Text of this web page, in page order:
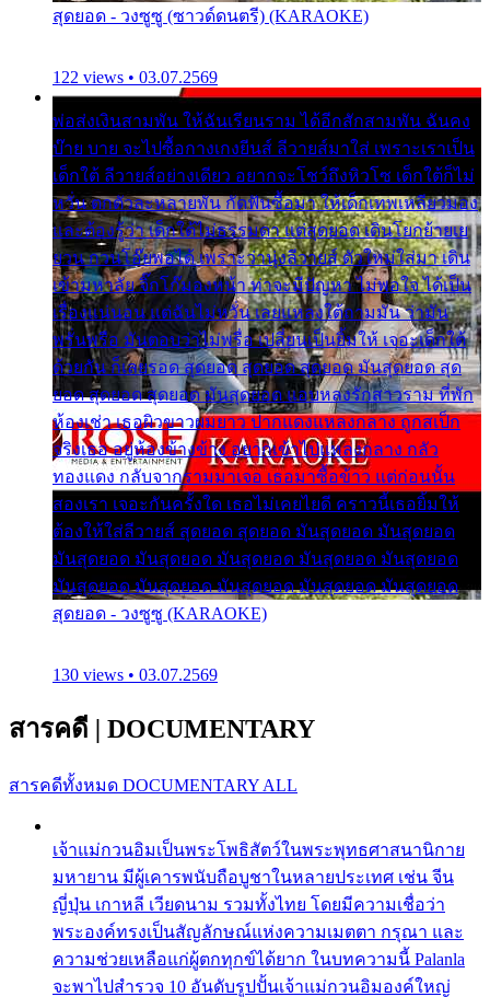
สุดยอด - วงซูซู (ซาวด์ดนตรี) (KARAOKE)
122 views • 03.07.2569
พ่อส่งเงินสามพัน ให้ฉันเรียนราม ได้อีกสักสามพัน ฉันคง
บ๊าย บาย จะไปซื้อกางเกงยีนส์ ลีวายส์มาใส่ เพราะเราเป็น
เด็กใต้ ลีวายส์อย่างเดียว อยากจะโชว์ถึงหิวโซ เด็กใต้ก็ไม่
หวั่น ตกตัวละหลายพัน กัดฟันซื้อมา ให้เด็กเทพเหลียวมอง
และต้องรู้ว่า เด็กใต้ไม่ธรรมดา แต่สุดยอด เดินโยกย้ายเย
ยวน กวนโอ๊ยพอได้ เพราะว่านุ่งลีวายส์ ตัวใหม่ใส่มา เดิน
เข้ามหาลัย จิ๊กโก๊มองหน้า ท่าจะมีปัญหา ไม่พอใจ ได้เป็น
เรื่องแน่นอน แต่ฉันไม่หวั่น เลยแหลงใต้ถามมัน ว่ามัน
พรั่นพรือ มันตอบว่าไม่พรื่อ เปลี่ยนเป็นยิ้มให้ เจอะเด็กใต้
ด้วยกัน ก็เลยรอด สุดยอด สุดยอด สุดยอด มันสุดยอด สุด
ยอด สุดยอด สุดยอด มันสุดยอด แอบหลงรักสาวราม ที่พัก
ห้องเช่า เธอผิวขาวผมยาว ปากแดงแหลงกลาง ถูกสเป็ก
จริงเธอ อยู่ห้องข้างข้าง อยากเข้าไปแหลงกลาง กลัว
ทองแดง กลับจากรามมาเจอ เธอมาซื้อข้าว แต่ก่อนนั้น
สองเรา เจอะกันครั้งใด เธอไม่เคยไยดี คราวนี้เธอยิ้มให้
ต้องให้ใส่ลีวายส์ สุดยอด สุดยอด มันสุดยอด มันสุดยอด
มันสุดยอด มันสุดยอด มันสุดยอด มันสุดยอด มันสุดยอด
มันสุดยอด มันสุดยอด มันสุดยอด มันสุดยอด มันสุดยอด
สุดยอด - วงซูซู (KARAOKE)
130 views • 03.07.2569
สารคดี | DOCUMENTARY
สารคดีทั้งหมด DOCUMENTARY ALL
เจ้าแม่กวนอิมเป็นพระโพธิสัตว์ในพระพุทธศาสนานิกาย
มหายาน มีผู้เคารพนับถือบูชาในหลายประเทศ เช่น จีน
ญี่ปุ่น เกาหลี เวียดนาม รวมทั้งไทย โดยมีความเชื่อว่า
พระองค์ทรงเป็นสัญลักษณ์แห่งความเมตตา กรุณา และ
ความช่วยเหลือแก่ผู้ตกทุกข์ได้ยาก ในบทความนี้ Palanla
จะพาไปสำรวจ 10 อันดับรูปปั้นเจ้าแม่กวนอิมองค์ใหญ่